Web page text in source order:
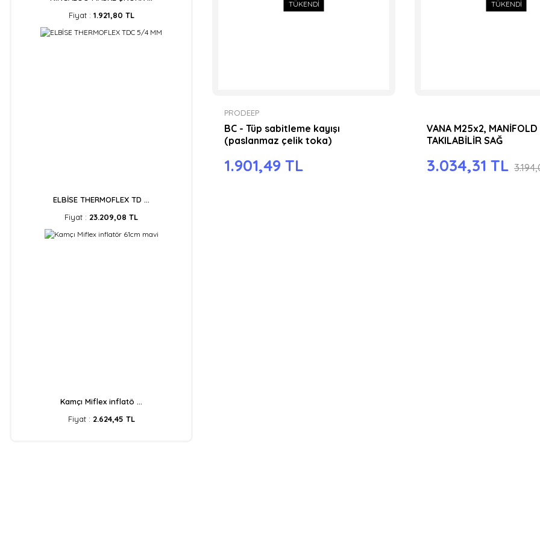
Fiyat : 1.921,80 TL
ELBİSE THERMOFLEX TD ...
Fiyat : 23.209,08 TL
Kamçı Miflex inflatö ...
Fiyat : 2.624,45 TL
TÜKENDİ
PRODEEP
BC - Tüp sabitleme kayışı
(paslanmaz çelik toka)
1.901,49 TL
TÜKENDİ
VANA M25x2, MANİFOLD
TAKILABİLİR SAĞ
3.034,31 TL